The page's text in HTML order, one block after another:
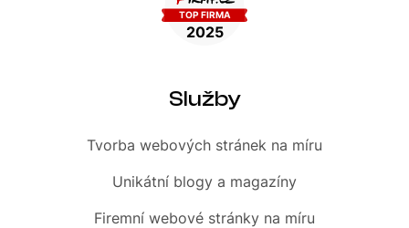
Služby
Tvorba webových stránek na míru
Unikátní blogy a magazíny
Firemní webové stránky na míru